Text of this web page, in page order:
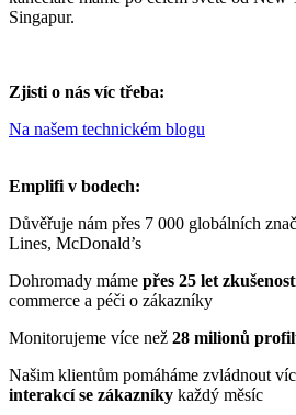
Singapur.
Zjisti o nás víc třeba:
Na našem technickém blogu
Emplifi v bodech:
Důvěřuje nám přes 7 000 globálních
Lines, McDonald’s
Dohromady máme přes 25 let
commerce a péči o zákazníky
Monitorujeme více než 28 milionů
Našim klientům pomáháme zvládnout
interakcí se zákazníky každý měsíc